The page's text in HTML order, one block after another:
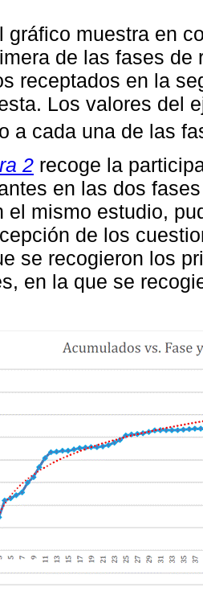
gráfico muestra en
de las fases
receptados en la
Los valores del
a cada una de las
2 recoge la
en las dos
el mismo estudio,
de los
se recogieron los
en la que se